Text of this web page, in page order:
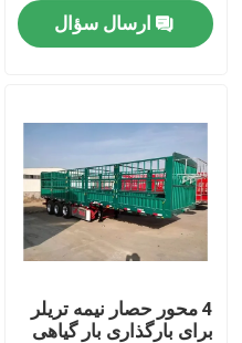
کنترل کیفیت
با ما تماس بگیرید
درخواست نقل قول
کامیون های زباله برداری
کامیون های تخلیه کننده
ارسال سؤال
4 محور حصار نیمه تریلر
برای بارگذاری بار گیاهی